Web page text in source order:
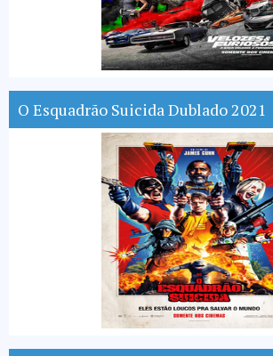
O Esquadrão Suicida Dublado 2021